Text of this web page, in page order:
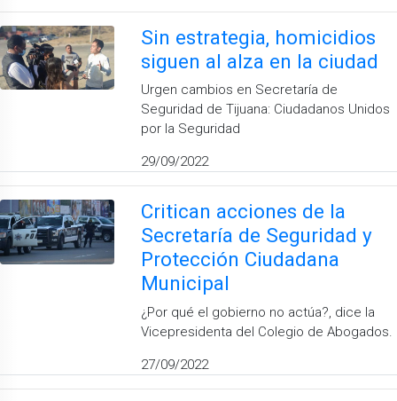
Sin estrategia, homicidios
siguen al alza en la ciudad
Urgen cambios en Secretaría de
Seguridad de Tijuana: Ciudadanos Unidos
por la Seguridad
29/09/2022
Critican acciones de la
Secretaría de Seguridad y
Protección Ciudadana
Municipal
¿Por qué el gobierno no actúa?, dice la
Vicepresidenta del Colegio de Abogados.
27/09/2022